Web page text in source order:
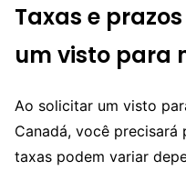
Taxas e
um visto para
Ao solicitar um visto
Canadá, você
taxas podem variar